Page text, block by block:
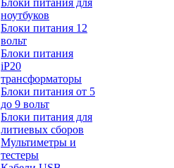
Блоки питания для
ноутбуков
Блоки питания 12
вольт
Блоки питания
iP20
трансформаторы
Блоки питания от 5
до 9 вольт
Блоки питания для
литиевых сборов
Мультиметры и
тестеры